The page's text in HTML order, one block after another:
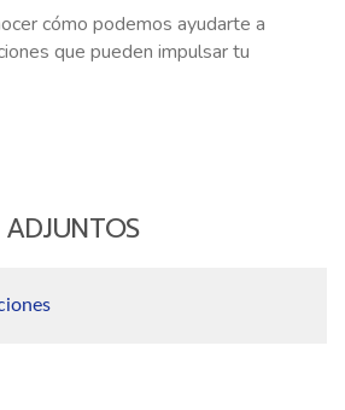
cómo podemos ayudarte a
que pueden impulsar tu